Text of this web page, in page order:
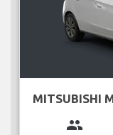
MITSUBISHI
group